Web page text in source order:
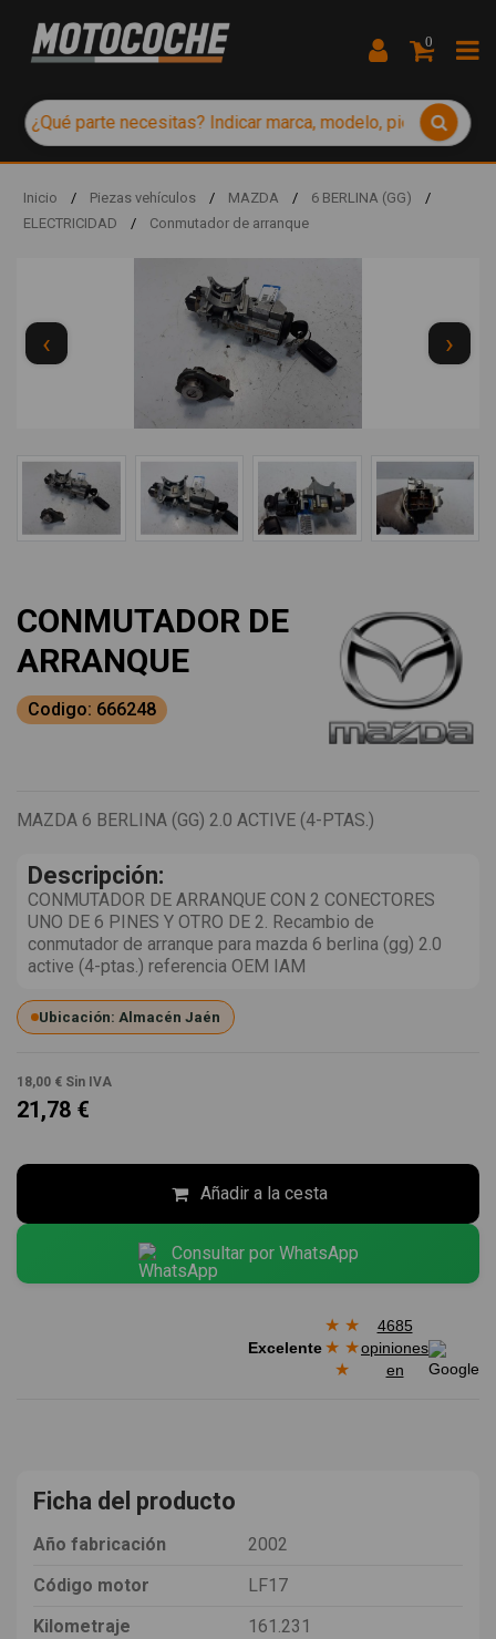
0
Inicio / Piezas vehículos / MAZDA / 6 BERLINA (GG)
/
ELECTRICIDAD
/ Conmutador de arranque
‹ ›
CONMUTADOR DE
ARRANQUE
Codigo: 666248
MAZDA 6 BERLINA (GG) 2.0 ACTIVE (4-PTAS.)
Descripción:
CONMUTADOR DE ARRANQUE CON 2 CONECTORES
UNO DE 6 PINES Y OTRO DE 2. Recambio de
conmutador de arranque para mazda 6 berlina (gg) 2.0
active (4-ptas.) referencia OEM IAM
Ubicación: Almacén Jaén
18,00 € Sin IVA
21,78 €
Añadir a la cesta
Consultar por WhatsApp
Excelente
★ ★
★ ★
★
4685
opiniones
en
Ficha del producto
Año fabricación
2002
Código motor
LF17
Kilometraje
161.231